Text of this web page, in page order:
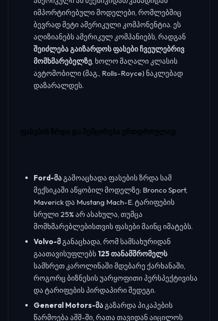
იმპორტირებული მოდელები, რომლებშიც
ბევრად მეტი ამერიკული კომპონენტია. ეს
აღიზიანებს ამერიკულ კომპანიებს, რადგან
შეიძლება გაიზარდოს ფასები ჩვეულებრივ
მომხმარებელზე, ხოლო მაღალი კლასის
ავტომობილი (მაგ., Rolls-Royce) ნაკლებად
დაზარალდეს.
ფასების ზრდა და შემცირება ერთდროულად
Ford-მაგამოაცხადა ფასების ზრდა სამ
მექსიკაში აწყობილ მოდელზე: Bronco Sport,
Maverick და Mustang Mach-E. ტარიფების
სრული 25% არ ასახულა, თუმცა
მომხმარებლებისთვის ფასები მაინც იმატებს.
Volvo-მგანაცხადა, რომ სამსახურიდან
გაათავისუფლებს 125 თანამშრომელს
სამხრეთ კაროლინაში მდებარე ქარხანაში,
როგორც ბიზნესის უარყოფითი პერსპექტივისა
და ტარიფების პირდაპირი შედეგი.
General Motors-მაგაზარდა პიკაპების
წარმოება აშშ-ში, რათა თავიდან აიცილოს